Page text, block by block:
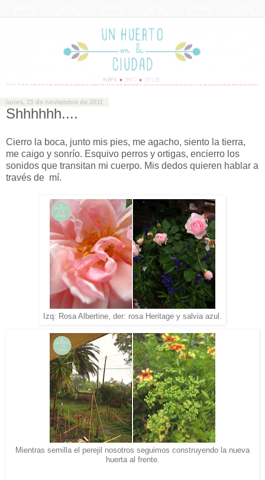
lunes, 21 de noviembre de 2011
Shhhhhh....
Cierro la boca, junto mis pies, me agacho, siento la tierra,
me caigo y sonrío. Esquivo perros y ortigas, encierro los
sonidos que transitan mi cuerpo. Mis dedos quieren hablar a
través de mí.
Izq: Rosa Albertine, der: rosa Heritage y salvia azul.
Mientras semilla el perejil nosotros seguimos construyendo la nueva
huerta al frente.